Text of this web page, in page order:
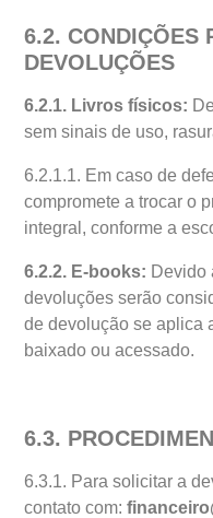
6.2. CONDIÇÕES
DEVOLUÇÕES
6.2.1. Livros físicos:
sem sinais de uso,
6.2.1.1. Em caso de
compromete a trocar o
integral, conforme a
6.2.2. E-books: Devido
devoluções serão
de devolução se aplica
baixado ou acessado.
6.3.
6.3.1. Para solicitar a
contato com: